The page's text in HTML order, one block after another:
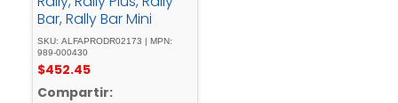
Bar, Rally Bar Mini
SKU: ALFAPRODR02173 | MPN:
989-000430
$452.45
Compartir: